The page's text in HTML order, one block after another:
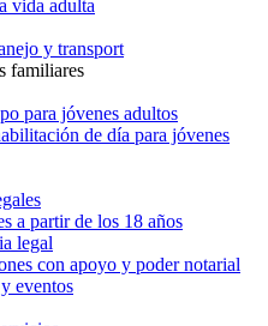
vida adulta
y transport
familiares
para jóvenes adultos
de día para jóvenes
a partir de los 18 años
legal
con apoyo y poder notarial
eventos